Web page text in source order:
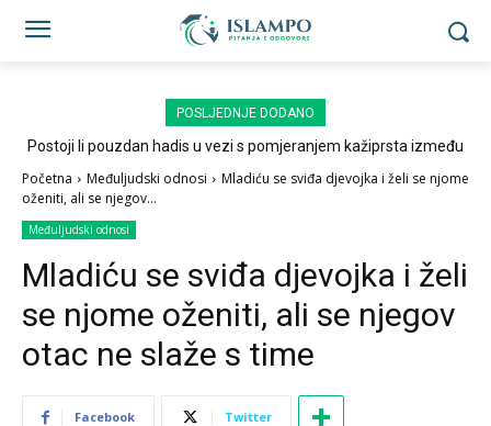
POSLJEDNJE DODANO
Postoji li pouzdan hadis u vezi s pomjeranjem kažiprsta između
Početna Međuljudski odnosi
Mladiću se sviđa djevojka i želi se njome
oženiti, ali se njegov...
Međuljudski odnosi
Mladiću se sviđa djevojka i želi
se njome oženiti, ali se njegov
otac ne slaže s time
Facebook Twitter